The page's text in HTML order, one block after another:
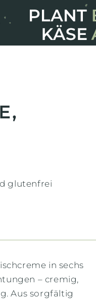
glutenfrei
in sechs
– cremig,
Aus sorgfältig